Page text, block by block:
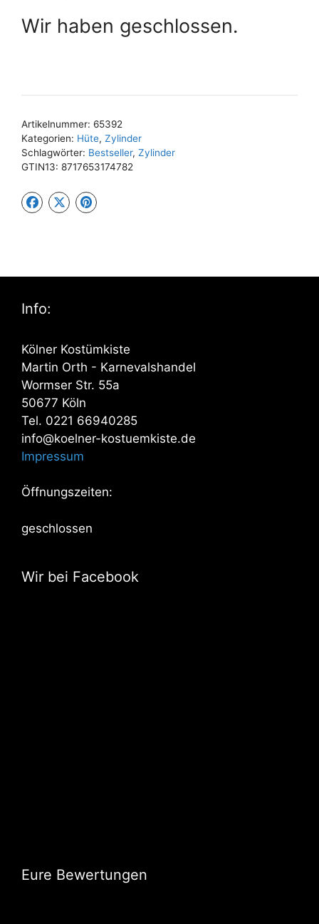
Wir haben geschlossen.
Artikelnummer: 65392
Kategorien: Hüte, Zylinder
Schlagwörter: Bestseller, Zylinder
GTIN13: 8717653174782
Info:
Kölner Kostümkiste
Martin Orth - Karnevalshandel
Wormser Str. 55a
50677 Köln
Tel. 0221 66940285
info@koelner-kostuemkiste.de
Impressum
Öffnungszeiten:
geschlossen
Wir bei Facebook
Eure Bewertungen